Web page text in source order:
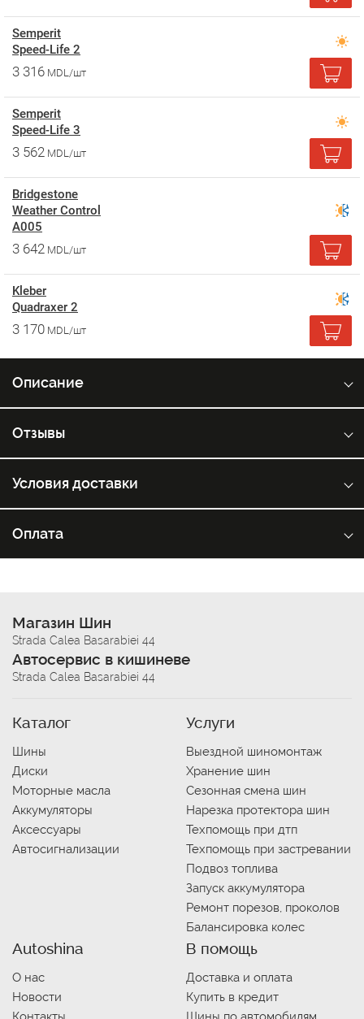
Semperit
Speed-Life 2
3 316 MDL/шт
Semperit
Speed-Life 3
3 562 MDL/шт
Bridgestone
Weather Control
A005
3 642 MDL/шт
Kleber
Quadraxer 2
3 170 MDL/шт
Описание
Отзывы
Условия доставки
Оплата
Магазин Шин
Strada Calea Basarabiei 44
Автосервис в кишиневе
Strada Calea Basarabiei 44
Каталог
Шины
Диски
Моторные масла
Аккумуляторы
Аксессуары
Автосигнализации
Услуги
Выездной шиномонтаж
Хранение шин
Сезонная смена шин
Нарезка протектора шин
Техпомощь при дтп
Техпомощь при застревании
Подвоз топлива
Запуск аккумулятора
Ремонт порезов, проколов
Балансировка колес
Autoshina
О нас
Новости
В помощь
Доставка и оплата
Купить в кредит